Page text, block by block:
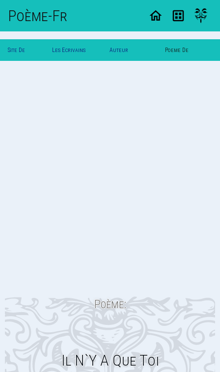
Poème-Fr
Site De Les Ecrivains Auteur Poeme De
Poème:
Il N`y A Que Toi